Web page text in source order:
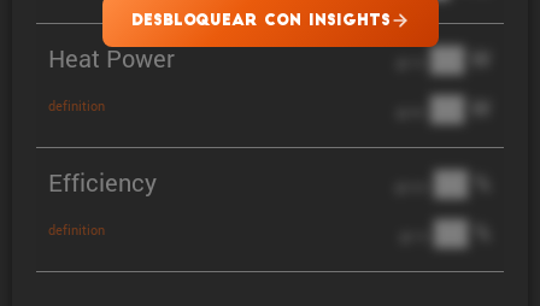
Heat Power
definition
██ W
██ W
Efficiency
definition
██ %
██ %
DESBLOQUEAR CON INSIGHTS